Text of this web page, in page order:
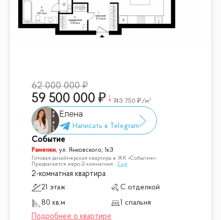
62 000 000
59 500 000 743 750 /м²
Елена
Событие
Раменки, ул. Янковского, 1к3
Готовая дизайнерская квартира в ЖК «Событие».
Предлагается евро-2-комнатная... Ещё
2-комнатная квартира
21 этаж
С отделкой
80 кв.м
1 спальня